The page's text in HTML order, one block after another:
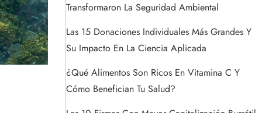
Transformaron La Seguridad Ambiental
Las 15 Donaciones Individuales Más Grandes Y
Su Impacto En La Ciencia Aplicada
¿Qué Alimentos Son Ricos En Vitamina C Y
Cómo Benefician Tu Salud?